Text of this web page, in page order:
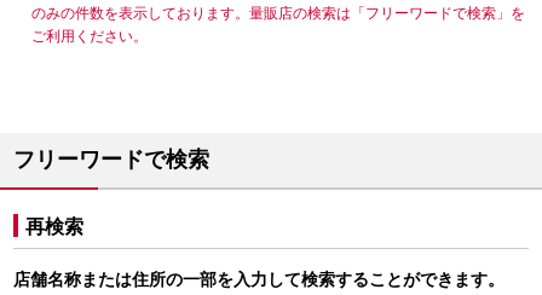
のみの件数を表示しております。量販店の検索は「フリーワードで検索」を
ご利用ください。
フリーワードで検索
再検索
店舗名称または住所の一部を入力して検索することができます。